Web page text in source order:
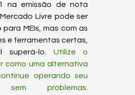
na emissão de nota
Livre pode ser
MEIs, mas com as
e ferramentas certas,
superá-lo. Utilize o
como uma alternativa
operando seu
sem problemas.